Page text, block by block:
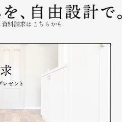
料請求はこちらから